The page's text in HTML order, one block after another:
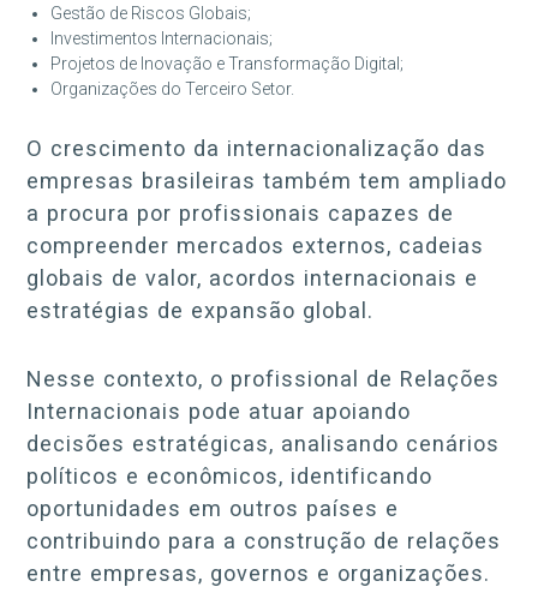
Gestão de Riscos Globais;
Investimentos Internacionais;
Projetos de Inovação e Transformação Digital;
Organizações do Terceiro Setor.
O crescimento da internacionalização das
empresas brasileiras também tem ampliado
a procura por profissionais capazes de
compreender mercados externos, cadeias
globais de valor, acordos internacionais e
estratégias de expansão global.
Nesse contexto, o profissional de Relações
Internacionais pode atuar apoiando
decisões estratégicas, analisando cenários
políticos e econômicos, identificando
oportunidades em outros países e
contribuindo para a construção de relações
entre empresas, governos e organizações.